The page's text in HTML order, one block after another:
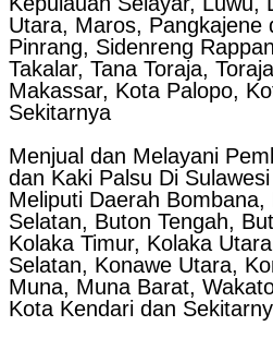
Utara, Maros, Pangkajene
Pinrang, Sidenreng
Takalar, Tana Toraja,
Makassar, Kota Palopo,
Sekitarnya
Menjual dan Melayani
dan Kaki Palsu Di
Meliputi Daerah Bombana,
Selatan, Buton Tengah,
Kolaka Timur, Kolaka
Selatan, Konawe Utara,
Muna, Muna Barat,
Kota Kendari dan